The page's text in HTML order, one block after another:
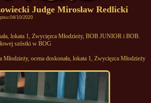
Judge Mirosław Redlicki
10/2020
lokata 1, Zwycięzca Młodzieży, BOB JUNIOR i BOB.
szóstki w BOG
ocena doskonała, lokata 1, Zwycięzca Młodzieży